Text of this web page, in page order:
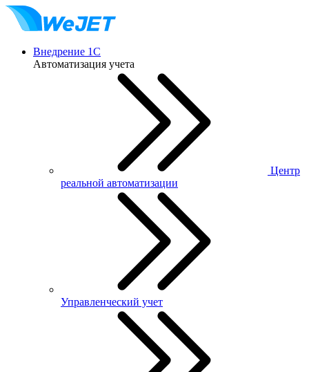
Внедрение 1С
Автоматизация учета
Центр
реальной автоматизации
Управленческий учет